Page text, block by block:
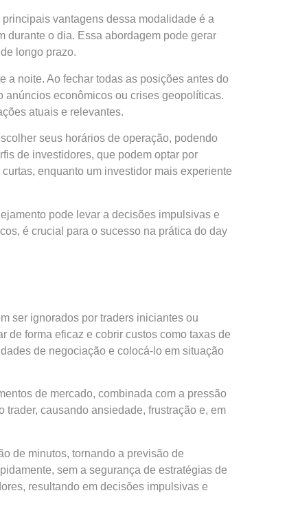
vantagens dessa modalidade é a
durante o dia. Essa abordagem pode gerar
longo prazo.
a noite. Ao fechar todas as posições antes do
anúncios econômicos ou crises geopolíticas.
atuais e relevantes.
seus horários de operação, podendo
de investidores, que podem optar por
enquanto um investidor mais experiente
pode levar a decisões impulsivas e
é crucial para o sucesso na prática do day
ser ignorados por traders iniciantes ou
de forma eficaz e cobrir custos como taxas de
de negociação e colocá-lo em situação
de mercado, combinada com a pressão
causando ansiedade, frustração e, em
de minutos, tornando a previsão de
sem a segurança de estratégias de
resultando em decisões impulsivas e